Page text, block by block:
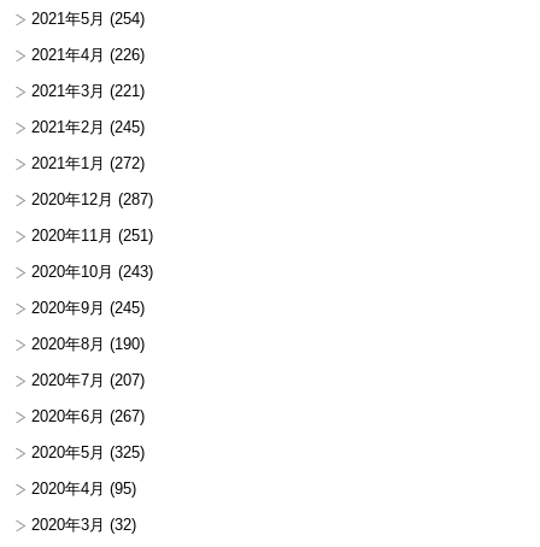
2021年5月 (254)
2021年4月 (226)
2021年3月 (221)
2021年2月 (245)
2021年1月 (272)
2020年12月 (287)
2020年11月 (251)
2020年10月 (243)
2020年9月 (245)
2020年8月 (190)
2020年7月 (207)
2020年6月 (267)
2020年5月 (325)
2020年4月 (95)
2020年3月 (32)